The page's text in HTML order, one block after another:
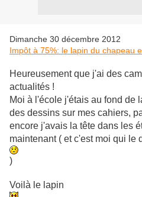
Dimanche 30 décembre 2012
Impôt à 75%: le lapin du chapeau
Heureusement que j'ai des
actualités !
Moi à l'école j'étais au fond de
des dessins sur mes cahiers,
encore j'avais la tête dans les
maintenant ( et c'est moi qui le
)
Voilà le lapin